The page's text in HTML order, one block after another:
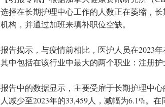
选择在长期护理中心工作的人数正在萎缩，
机构，并通过加班来填补职位空缺。
报告揭示，与疫情前相比，医护人员在2023
其中包括在该行业中最大的两个职业：注册护
报告中的数据显示，主要受雇于长期护理中
人减少至2023年的33,459人，减幅为6.1%。